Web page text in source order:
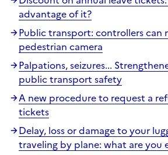
advantage of it?
Public transport: controllers can
pedestrian camera
Palpations, seizures...
public transport safety
A new procedure to request a
tickets
Delay, loss or damage to your
traveling by plane: what are you